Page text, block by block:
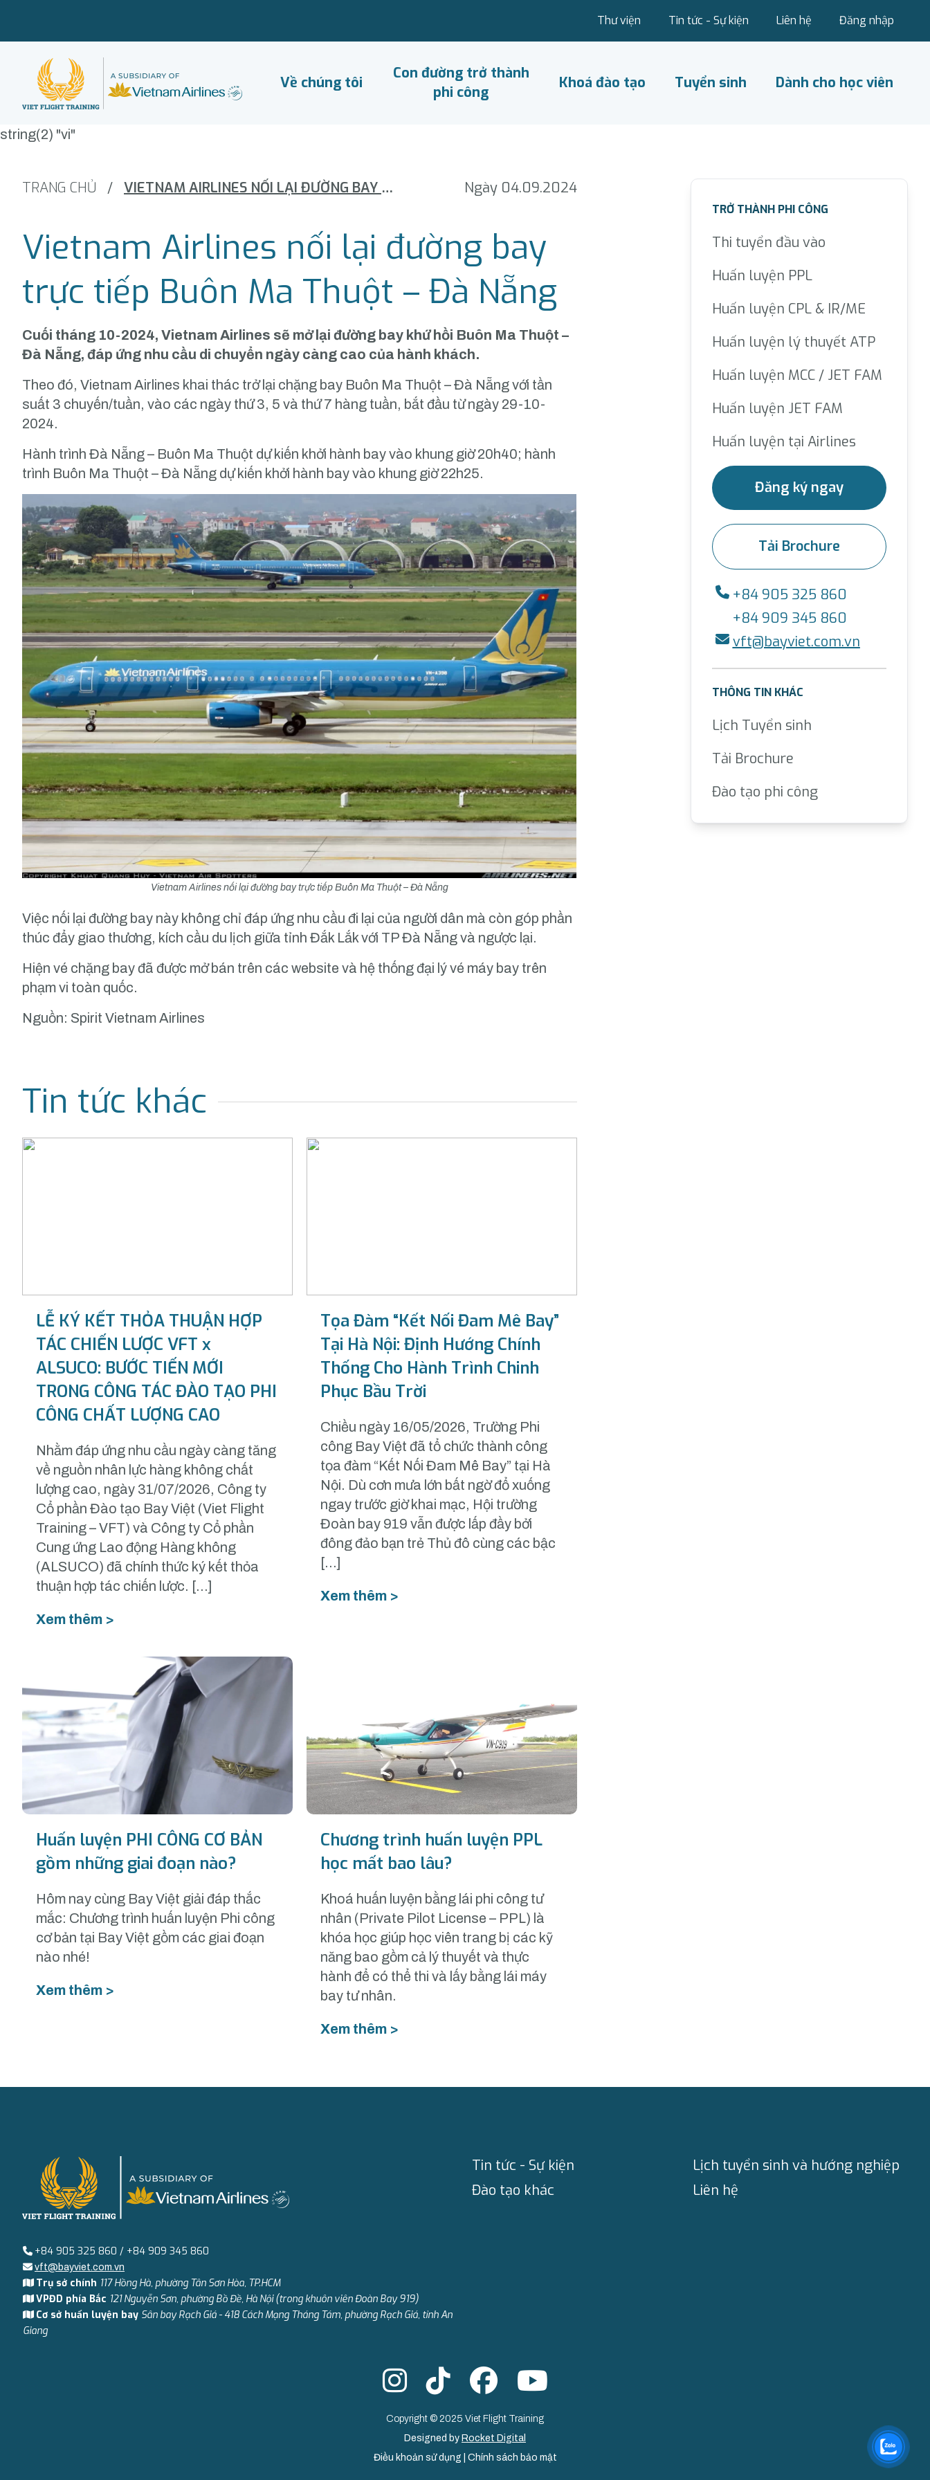
Thư viện Tin tức - Sự kiện Liên hệ Đăng nhập
Về chúng tôi
Con đường trở thành
phi công
Khoá đào tạo Tuyển sinh Dành cho học viên
string(2) "vi"
TRANG CHỦ / VIETNAM AIRLINES NỐI LẠI ĐƯỜNG BAY TRỰC TIẾP BUÔN MA THUỘT – ĐÀ NẴNG Ngày 04.09.2024
Vietnam Airlines nối lại đường bay
trực tiếp Buôn Ma Thuột – Đà Nẵng
Cuối tháng 10-2024, Vietnam Airlines sẽ mở lại đường bay khứ hồi Buôn Ma Thuột –
Đà Nẵng, đáp ứng nhu cầu di chuyển ngày càng cao của hành khách.
Theo đó, Vietnam Airlines khai thác trở lại chặng bay Buôn Ma Thuột – Đà Nẵng với tần
suất 3 chuyến/tuần, vào các ngày thứ 3, 5 và thứ 7 hàng tuần, bắt đầu từ ngày 29-10-
2024.
Hành trình Đà Nẵng – Buôn Ma Thuột dự kiến khởi hành bay vào khung giờ 20h40; hành
trình Buôn Ma Thuột – Đà Nẵng dự kiến khởi hành bay vào khung giờ 22h25.
Vietnam Airlines nối lại đường bay trực tiếp Buôn Ma Thuột – Đà Nẵng
Việc nối lại đường bay này không chỉ đáp ứng nhu cầu đi lại của người dân mà còn góp phần
thúc đẩy giao thương, kích cầu du lịch giữa tỉnh Đắk Lắk với TP Đà Nẵng và ngược lại.
Hiện vé chặng bay đã được mở bán trên các website và hệ thống đại lý vé máy bay trên
phạm vi toàn quốc.
Nguồn: Spirit Vietnam Airlines
Tin tức khác
LỄ KÝ KẾT THỎA THUẬN HỢP
TÁC CHIẾN LƯỢC VFT x
ALSUCO: BƯỚC TIẾN MỚI
TRONG CÔNG TÁC ĐÀO TẠO PHI
CÔNG CHẤT LƯỢNG CAO
Nhằm đáp ứng nhu cầu ngày càng tăng
về nguồn nhân lực hàng không chất
lượng cao, ngày 31/07/2026, Công ty
Cổ phần Đào tạo Bay Việt (Viet Flight
Training – VFT) và Công ty Cổ phần
Cung ứng Lao động Hàng không
(ALSUCO) đã chính thức ký kết thỏa
thuận hợp tác chiến lược. […]
Xem thêm >
Tọa Đàm “Kết Nối Đam Mê Bay”
Tại Hà Nội: Định Hướng Chính
Thống Cho Hành Trình Chinh
Phục Bầu Trời
Chiều ngày 16/05/2026, Trường Phi
công Bay Việt đã tổ chức thành công
tọa đàm “Kết Nối Đam Mê Bay” tại Hà
Nội. Dù cơn mưa lớn bất ngờ đổ xuống
ngay trước giờ khai mạc, Hội trường
Đoàn bay 919 vẫn được lấp đầy bởi
đông đảo bạn trẻ Thủ đô cùng các bậc
[…]
Xem thêm >
Huấn luyện PHI CÔNG CƠ BẢN
gồm những giai đoạn nào?
Hôm nay cùng Bay Việt giải đáp thắc
mắc: Chương trình huấn luyện Phi công
cơ bản tại Bay Việt gồm các giai đoạn
nào nhé!
Xem thêm >
Chương trình huấn luyện PPL
học mất bao lâu?
Khoá huấn luyện bằng lái phi công tư
nhân (Private Pilot License – PPL) là
khóa học giúp học viên trang bị các kỹ
năng bao gồm cả lý thuyết và thực
hành để có thể thi và lấy bằng lái máy
bay tư nhân.
Xem thêm >
TRỞ THÀNH PHI CÔNG
Thi tuyển đầu vào
Huấn luyện PPL
Huấn luyện CPL & IR/ME
Huấn luyện lý thuyết ATP
Huấn luyện MCC / JET FAM
Huấn luyện JET FAM
Huấn luyện tại Airlines
Đăng ký ngay
Tải Brochure
+84 905 325 860
+84 909 345 860
vft@bayviet.com.vn
THÔNG TIN KHÁC
Lịch Tuyển sinh
Tải Brochure
Đào tạo phi công
+84 905 325 860 / +84 909 345 860
vft@bayviet.com.vn
Trụ sở chính 117 Hồng Hà, phường Tân Sơn Hòa, TP.HCM
VPĐD phía Bắc 121 Nguyễn Sơn, phường Bồ Đề, Hà Nội (trong khuôn viên Đoàn Bay 919)
Cơ sở huấn luyện bay Sân bay Rạch Giá - 418 Cách Mạng Tháng Tám, phường Rạch Giá, tỉnh An
Giang
Tin tức - Sự kiện
Lịch tuyển sinh và hướng nghiệp
Đào tạo khác
Liên hệ
Copyright © 2025 Viet Flight Training
Designed by Rocket Digital
Điều khoản sử dụng
Chính sách bảo mật